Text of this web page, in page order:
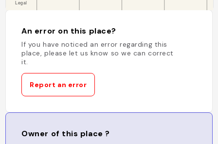
An error on this place?
If you have noticed an error regarding this
place, please let us know so we can correct
it.
Report an error
Owner of this place ?